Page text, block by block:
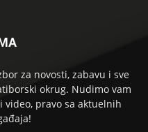
za novosti, zabavu i sve
okrug. Nudimo vam
pravo sa aktuelnih